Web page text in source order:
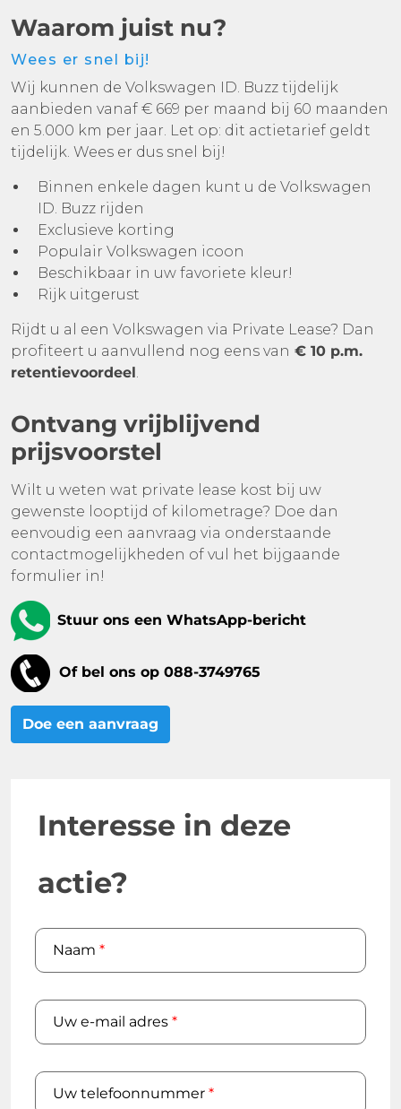
Interesse in deze
actie?
Naam*
Uw e-mail adres*
Uw telefoonnummer*
Waarom juist nu?
Wees er snel bij!
Wij kunnen de Volkswagen ID. Buzz tijdelijk
aanbieden vanaf € 669 per maand bij 60 maanden
en 5.000 km per jaar. Let op: dit actietarief geldt
tijdelijk. Wees er dus snel bij!
Binnen enkele dagen kunt u de Volkswagen
ID. Buzz rijden
Exclusieve korting
Populair Volkswagen icoon
Beschikbaar in uw favoriete kleur!
Rijk uitgerust
Rijdt u al een Volkswagen via Private Lease? Dan
profiteert u aanvullend nog eens van € 10 p.m.
retentievoordeel
Ontvang vrijblijvend
prijsvoorstel
Wilt u weten wat private lease kost bij uw
gewenste looptijd of kilometrage? Doe dan
eenvoudig een aanvraag via onderstaande
contactmogelijkheden of vul het bijgaande
formulier in!
Stuur ons een WhatsApp-bericht
Of bel ons op 088-3749765
Doe een aanvraag